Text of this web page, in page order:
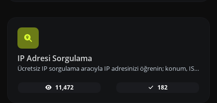
IP Adresi Sorgulama
Ücretsiz IP sorgulama aracıyla IP adresinizi öğrenin; konum, ISP ve ağ bilgileri gibi detaylara hızlıca erişip analizlerinizi gerçekleştirin.
11,472 182